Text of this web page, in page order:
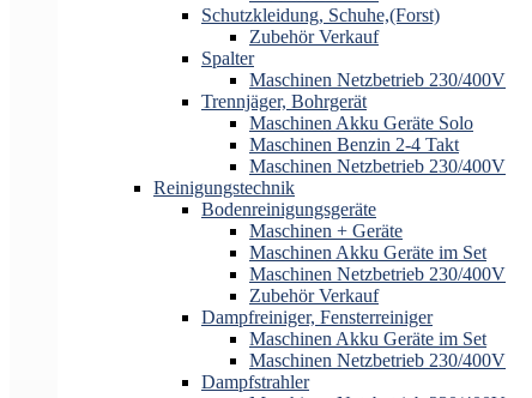
Schutzkleidung, Schuhe,(Forst)
Zubehör Verkauf
Spalter
Maschinen Netzbetrieb 230/400V
Trennjäger, Bohrgerät
Maschinen Akku Geräte Solo
Maschinen Benzin 2-4 Takt
Maschinen Netzbetrieb 230/400V
Reinigungstechnik
Bodenreinigungsgeräte
Maschinen + Geräte
Maschinen Akku Geräte im Set
Maschinen Netzbetrieb 230/400V
Zubehör Verkauf
Dampfreiniger, Fensterreiniger
Maschinen Akku Geräte im Set
Maschinen Netzbetrieb 230/400V
Dampfstrahler